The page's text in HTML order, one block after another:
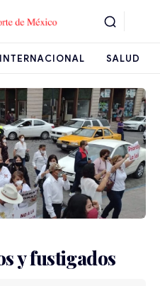
INTERNACIONAL SALUD
y fustigados